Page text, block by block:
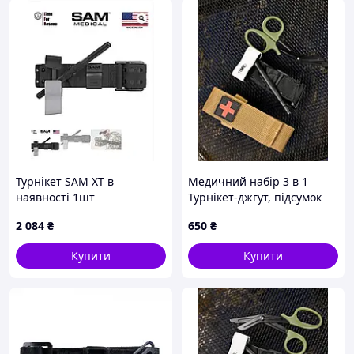
Турнікет SAM XT в
наявності 1шт
2 084 ₴
Купити
Медичний набір 3 в 1
Турнікет-джгут, підсумок
медичні ножиці EMT койот
ВТ5410
650 ₴
Купити